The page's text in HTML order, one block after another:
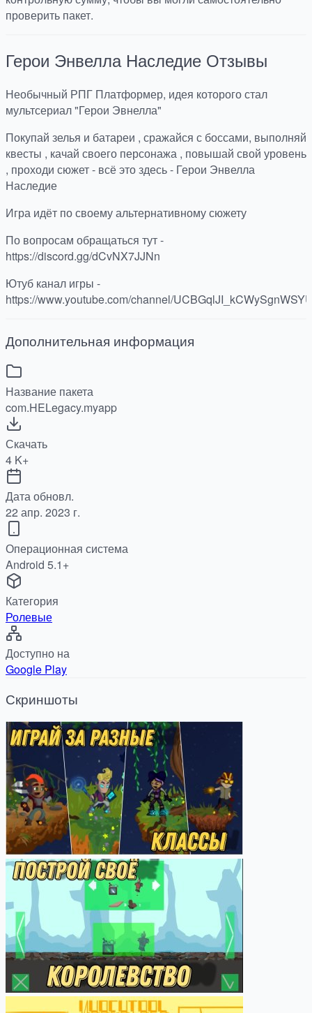
проверить пакет.
Герои Энвелла Наследие Отзывы
Необычный РПГ Платформер, идея которого стал
мультсериал "Герои Эвнелла"
Покупай зелья и батареи , сражайся с боссами, выполняй
квесты , качай своего персонажа , повышай свой уровень
, проходи сюжет - всё это здесь - Герои Энвелла
Наследие
Игра идёт по своему альтернативному сюжету
По вопросам обращаться тут -
https://discord.gg/dCvNX7JJNn
Ютуб канал игры -
https://www.youtube.com/channel/
Дополнительная информация
Название пакета
com.HELegacy.myapp
Скачать
4 K+
Дата обновл.
22 апр. 2023 г.
Операционная система
Android 5.1+
Категория
Ролевые
Доступно на
Google Play
Скриншоты